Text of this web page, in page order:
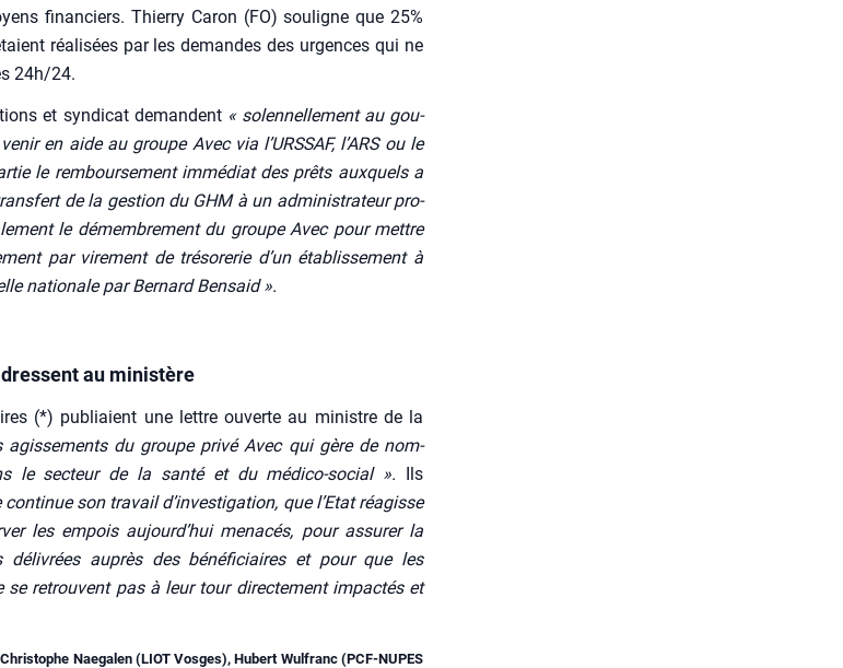
finan­ciers. Thier­ry Caron (FO) sou­ligne que 25%
réa­li­sées par les demandes des urgences qui ne
24h/24.
et syn­di­cat demandent « solen­nel­le­ment au gou­
en aide au groupe Avec via l’URSSAF, l’ARS ou le
le rem­bour­se­ment immé­diat des prêts aux­quels a
de la ges­tion du GHM à un admi­nis­tra­teur pro­
le démem­bre­ment du groupe Avec pour mettre
par vire­ment de tré­so­re­rie d’un éta­blis­se­ment à
natio­nale par Ber­nard Ben­said ».
au ministère
(*) publiaient une lettre ouverte au ministre de la
agis­se­ments du groupe pri­vé Avec qui gère de nom­
le sec­teur de la san­té et du médi­co-social ». Ils
son tra­vail d’investigation, que l’Etat réagisse
les empois aujourd’hui mena­cés, pour assu­rer la
déli­vrées auprès des béné­fi­ciaires et pour que les
se retrouvent pas à leur tour direc­te­ment impac­tés et
Nae­ga­len (LIOT Vosges), Hubert Wul­franc (PCF-NUPES